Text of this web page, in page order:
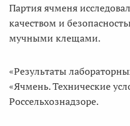
Партия ячменя
качеством и
мучными клещами.
«Результаты
«Ячмень. Технические
Россельхознадзоре.